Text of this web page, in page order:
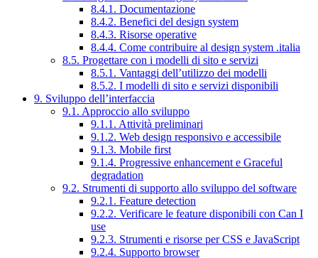
8.4.1. Documentazione
8.4.2. Benefici del design system
8.4.3. Risorse operative
8.4.4. Come contribuire al design system .italia
8.5. Progettare con i modelli di sito e servizi
8.5.1. Vantaggi dell’utilizzo dei modelli
8.5.2. I modelli di sito e servizi disponibili
9. Sviluppo dell’interfaccia
9.1. Approccio allo sviluppo
9.1.1. Attività preliminari
9.1.2. Web design responsivo e accessibile
9.1.3. Mobile first
9.1.4. Progressive enhancement e Graceful
degradation
9.2. Strumenti di supporto allo sviluppo del software
9.2.1. Feature detection
9.2.2. Verificare le feature disponibili con Can I
use
9.2.3. Strumenti e risorse per CSS e JavaScript
9.2.4. Supporto browser